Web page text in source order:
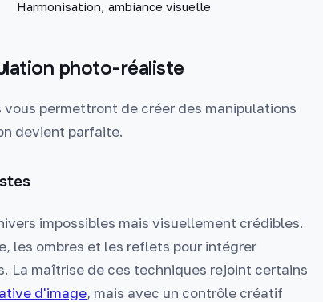
Harmonisation, ambiance visuelle
photo-réaliste
permettront de créer des manipulations
devient parfaite.
impossibles mais visuellement crédibles.
les ombres et les reflets pour intégrer
La maîtrise de ces techniques rejoint certains
d'image, mais avec un contrôle créatif